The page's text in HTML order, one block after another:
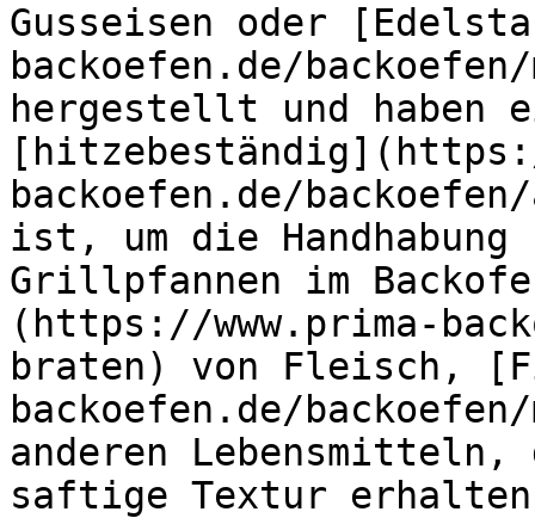
Gusseisen oder
backoefen.de/
hergestellt und haben
backoefen.de/
ist, um die
Grillpfannen im
(https://www.prima-
braten) von Fleisch,
backoefen.de/
anderen
saftige Textur